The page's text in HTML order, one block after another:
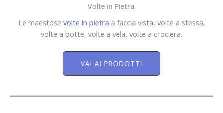
Volte in Pietra.
Le maestose volte in pietra a faccia vista, volte a stessa,
volte a botte, volte a vela, volte a crociera.
VAI AI PRODOTTI